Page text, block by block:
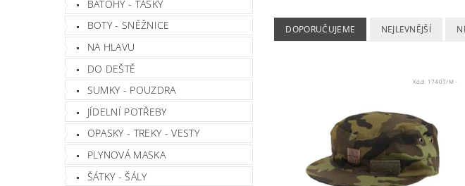
BATOHY - TAŠKY
BOTY - SNĚŽNICE
NA HLAVU
DO DEŠTĚ
SUMKY - POUZDRA
JÍDELNÍ POTŘEBY
OPASKY - TREKY - VESTY
PLYNOVÁ MASKA
ŠÁTKY - ŠÁLY
DOPORUČUJEME NEJLEVNĚJŠÍ
Kód: 17407/M -